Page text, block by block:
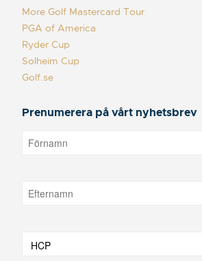
More Golf Mastercard Tour
PGA of America
Ryder Cup
Solheim Cup
Golf.se
Prenumerera på vårt nyhetsbrev